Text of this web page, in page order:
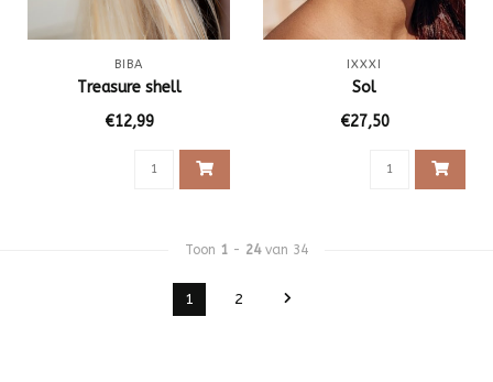
BIBA
Treasure shell
€12,99
IXXXI
Sol
€27,50
Toon 1 - 24van 34
1 2